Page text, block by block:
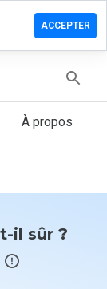
À propos
il sûr ?
ACCEPTER